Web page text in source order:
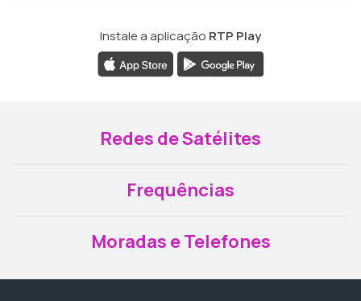
Instale a aplicação RTP Play
Redes de Satélites
Frequências
Moradas e Telefones